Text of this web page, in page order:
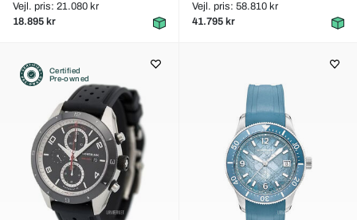
Vejl. pris: 21.080 kr
18.895 kr
Vejl. pris: 58.810 kr
41.795 kr
Certified
Pre-owned